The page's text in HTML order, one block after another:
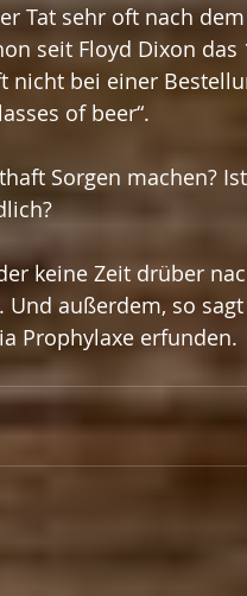
Tat sehr oft nach
seit Floyd Dixon
nicht bei einer
of beer“.
Sorgen machen?
keine Zeit drüber
Und außerdem, so
Prophylaxe erfunden.